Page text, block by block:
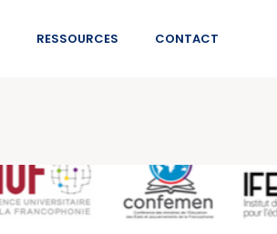
RESSOURCES CONTACT